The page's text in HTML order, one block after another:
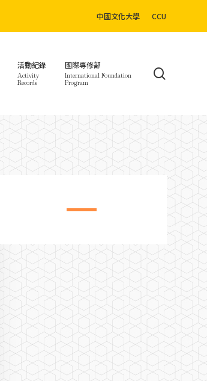
中國文化大學 CCU
活動紀錄
Activity
Records
國際專修部
International Foundation
Program